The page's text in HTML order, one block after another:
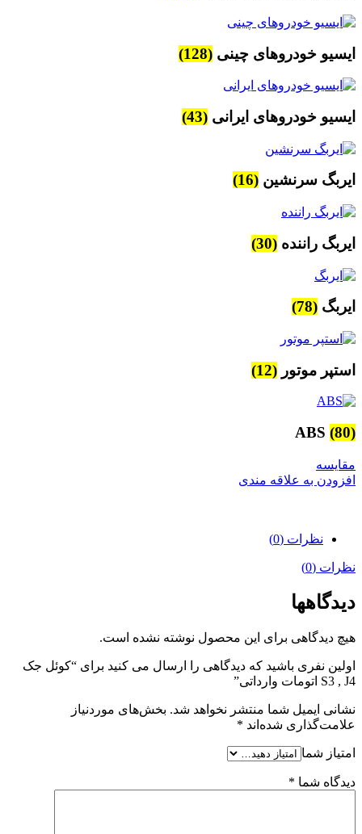
ایسیو خودروهای چینی (128)
ایسیو خودروهای ایرانی (43)
ایربگ سرنشین (16)
ایربگ راننده (30)
ایربگ (78)
استپر موتور (12)
ABS (80)
مقایسه
افزودن به علاقه مندی
نظرات (0)
نظرات (0)
دیدگاهها
هیچ دیدگاهی برای این محصول نوشته نشده است.
اولین نفری باشید که دیدگاهی را ارسال می کنید برای “کوئل جک
S3 , J4 اتومات وارداتی”
نشانی ایمیل شما منتشر نخواهد شد. بخش‌های موردنیاز
علامت‌گذاری شده‌اند *
امتیاز شما
دیدگاه شما *